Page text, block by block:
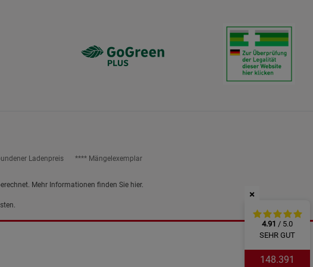
×
4.91 / 5.0
SEHR GUT
148.391
Ladenpreis
**** Mängelexemplar
Mehr Informationen finden Sie hier.